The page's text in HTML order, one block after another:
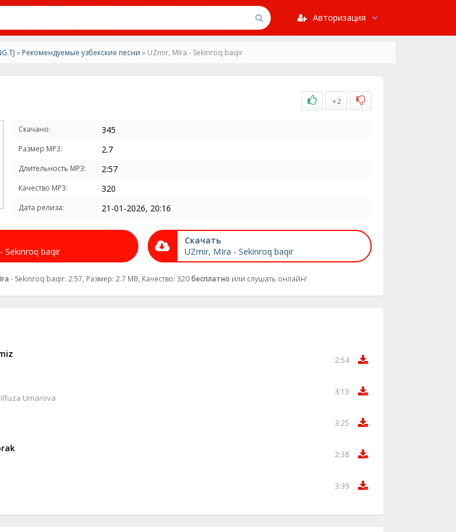
Авторизация
» Рекомендуемые узбекские песни » UZmir, MIra - Sekinroq baqir
+2
Скачано: 345
Размер MP3: 2.7
Длительность MP3: 2:57
Качество MP3: 320
Дата релиза: 21-01-2026, 20:16
Sekinroq baqir
Скачать
UZmir, MIra - Sekinroq baqir
- Sekinroq baqir: 2:57, Размер: 2.7 MB, Качество: 320бесплатно или слушать онлайн!
2:54
Umarova
3:13
3:25
2:38
3:39